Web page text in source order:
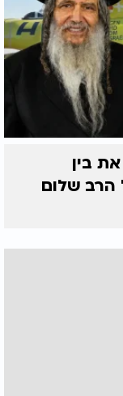
בין
הרב שלום